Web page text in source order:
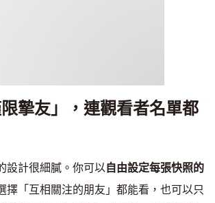
摯友」，連觀看者名單都
設計很細膩。你可以自由設定每張快照的
擇「互相關注的朋友」都能看，也可以只